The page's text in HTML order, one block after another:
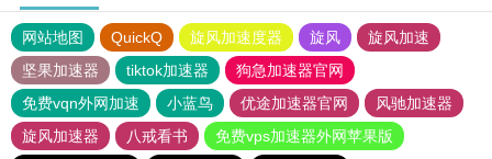
网站地图 QuickQ 旋风加速度器 旋风
旋风加速
坚果加速器
tiktok加速器
狗急加速器官网
免费vqn外网加速
小蓝鸟 优途加速器官网
风驰加速器
旋风加速器
八戒看书
免费vps加速器外网苹果版